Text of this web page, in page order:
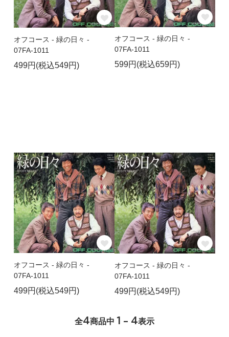
オフコース - 緑の日々 -
07FA-1011
499円(税込549円)
オフコース - 緑の日々 -
07FA-1011
599円(税込659円)
オフコース - 緑の日々 -
07FA-1011
499円(税込549円)
オフコース - 緑の日々 -
07FA-1011
499円(税込549円)
全4商品中 1 - 4表示